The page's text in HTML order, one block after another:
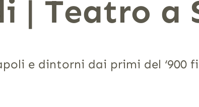
| Teatro a
e dintorni dai primi del ‘900